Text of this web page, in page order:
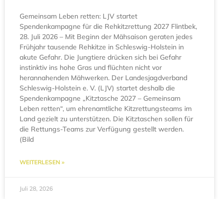
Gemeinsam Leben retten: LJV startet
Spendenkampagne für die Rehkitzrettung 2027 Flintbek,
28. Juli 2026 – Mit Beginn der Mähsaison geraten jedes
Frühjahr tausende Rehkitze in Schleswig-Holstein in
akute Gefahr. Die Jungtiere drücken sich bei Gefahr
instinktiv ins hohe Gras und flüchten nicht vor
herannahenden Mähwerken. Der Landesjagdverband
Schleswig-Holstein e. V. (LJV) startet deshalb die
Spendenkampagne „Kitztasche 2027 – Gemeinsam
Leben retten“, um ehrenamtliche Kitzrettungsteams im
Land gezielt zu unterstützen. Die Kitztaschen sollen für
die Rettungs-Teams zur Verfügung gestellt werden.
(Bild
WEITERLESEN »
Juli 28, 2026